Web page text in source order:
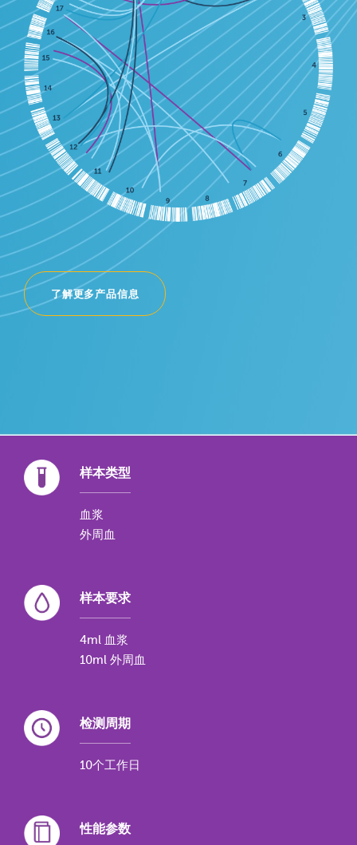
了解更多产品信息
样本类型
血浆
外周血
样本要求
4ml 血浆
10ml 外周血
检测周期
10个工作日
性能参数